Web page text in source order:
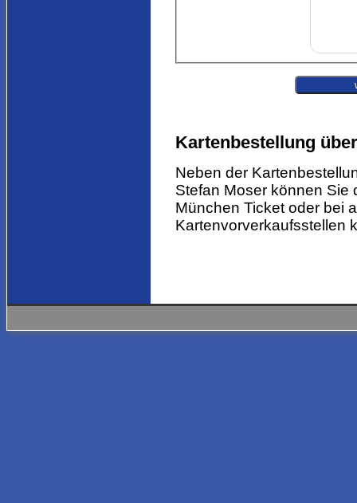
Kartenbestellung
Neben der
Stefan Moser können Sie
München Ticket oder bei
Kartenvorverkaufsstellen